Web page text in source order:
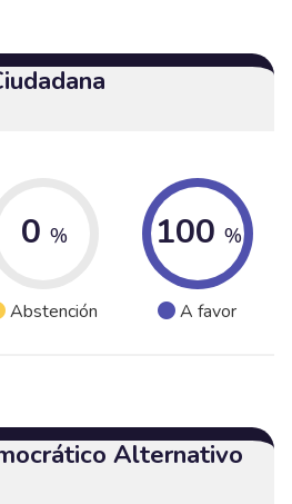
0 %
Abstención
100 %
A favor
Alternativo